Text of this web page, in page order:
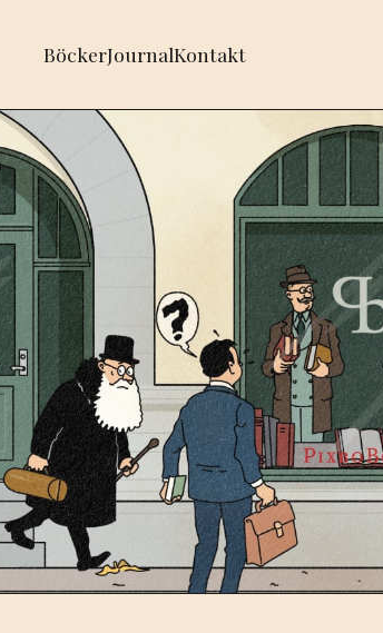
BöckerJournalKontakt